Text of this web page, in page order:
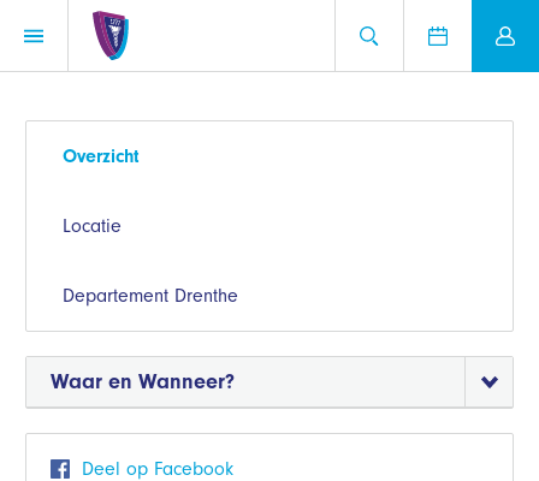
Overzicht
Locatie
Departement Drenthe
Waar en Wanneer?
Deel op Facebook